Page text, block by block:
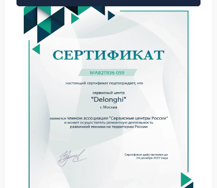
Когда кофемашина Delonghi не выполняет
команды, специалисты рассматривают несколько
вероятных факторов:
сбой платы управления;
износ кнопочного модуля или сенсорной
повреждение внутренних кабелей;
ошибки программного управления.
Для таких случаев сервис Delonghi применяет
поэтапную диагностику, позволяющую определить
причину и выбрать безопасный способ ремонта без
лишней разборки конструкции.
Как проходит ремонт
Работы выполняются по стандартной технической